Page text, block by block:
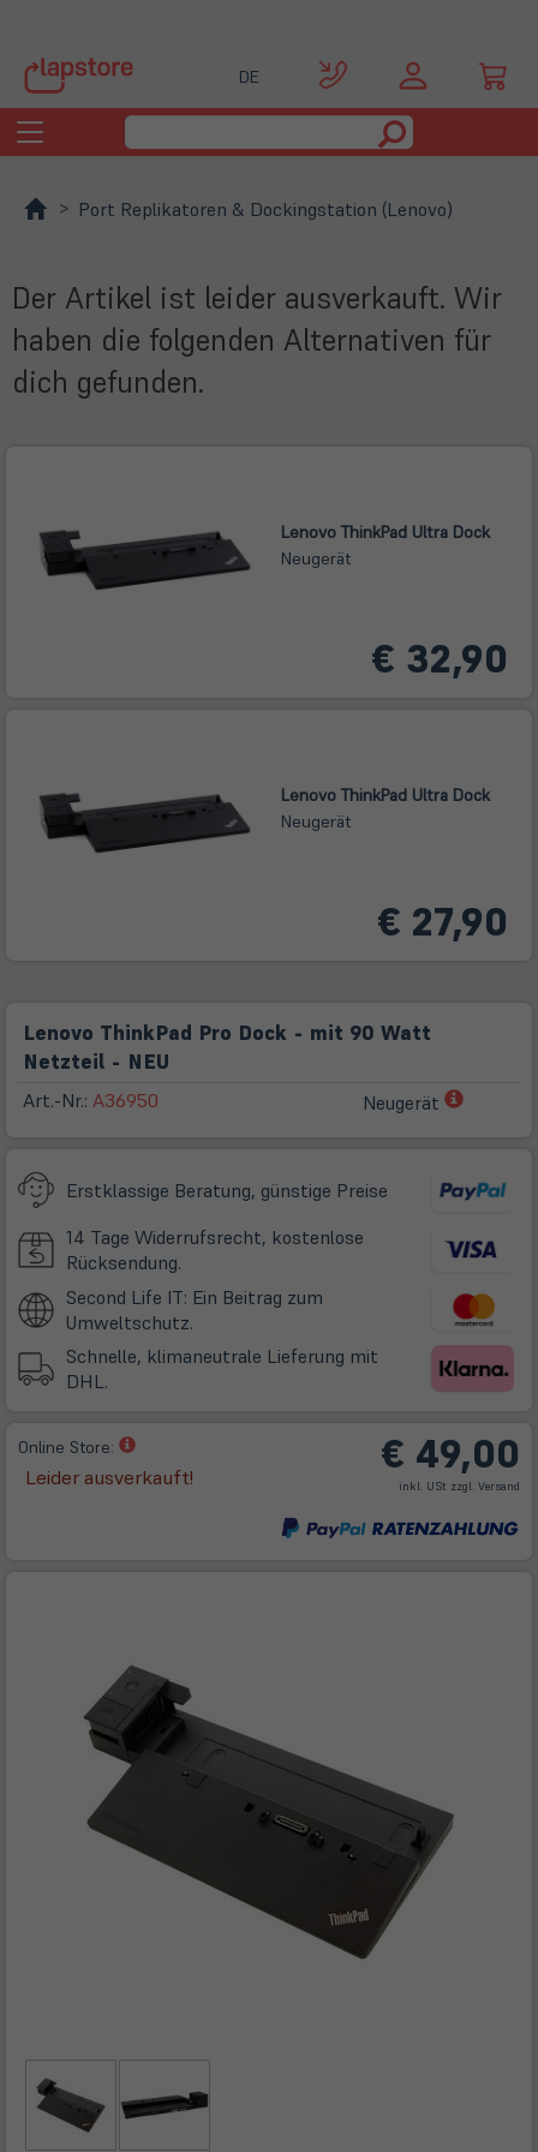
DE
Toggle
navigation
Port Replikatoren & Dockingstation (Lenovo)
Der Artikel ist leider ausverkauft. Wir
haben die folgenden Alternativen für
dich gefunden.
Lenovo ThinkPad Ultra Dock
Neugerät
€ 32,90
Lenovo ThinkPad Ultra Dock
Neugerät
€ 27,90
Lenovo ThinkPad Pro Dock - mit 90 Watt
Netzteil - NEU
Art.-Nr.: A36950 Neugerät
(öffnet
Erstklassige Beratung, günstige Preise
14 Tage Widerrufsrecht, kostenlose
Rücksendung.
Second Life IT: Ein Beitrag zum
Umweltschutz.
Schnelle, klimaneutrale Lieferung mit
DHL.
Online Store:
(öffnet
in
neuem
Leider ausverkauft! € 49,00
inkl. USt zzgl. Versand